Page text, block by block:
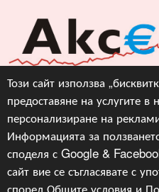
Този сайт използва
предоставяне на услугите в
персонализиране на
Информацията за
споделя с Google &
сайт вие се съгласявате с
според Общите условия и
Акцент БГ ЕООД
info@akcent.bg
Facebook
Copyright © 2010, 2016,
БГ ЕООД